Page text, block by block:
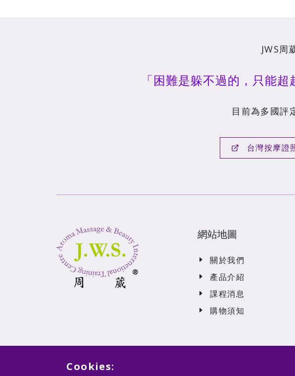
JWS周
「困難是躲不過的，只能
目前為多國評
台灣按摩證
網站地圖
關於我們
產品介紹
課程消息
購物須知
Cookies: